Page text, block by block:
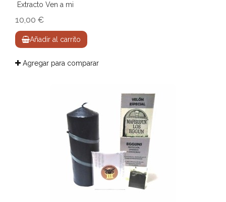
Extracto Ven a mi
10,00 €
Añadir al carrito
Agregar para comparar